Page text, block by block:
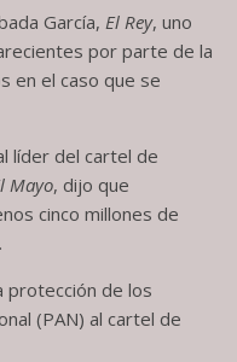
García, El Rey, uno
por parte de la
en el caso que se
líder del cartel de
Mayo, dijo que
cinco millones de
protección de los
(PAN) al cartel de